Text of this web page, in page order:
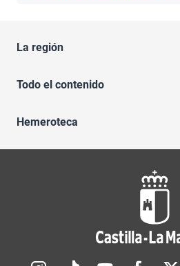
La región
Todo el contenido
Hemeroteca